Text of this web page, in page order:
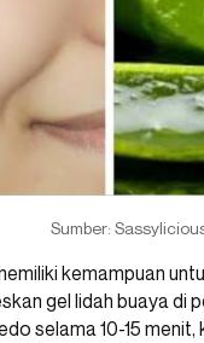
Sumber:
kemampuan
gel lidah buaya di
selama 10-15 menit,